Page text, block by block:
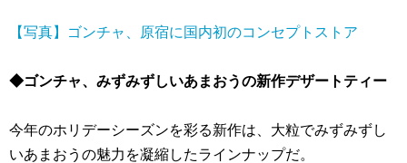
【写真】ゴンチャ、原宿に国内初のコンセプトストア
◆ゴンチャ、みずみずしいあまおうの新作デザートティー
今年のホリデーシーズンを彩る新作は、大粒でみずみずし
いあまおうの魅力を凝縮したラインナップだ。